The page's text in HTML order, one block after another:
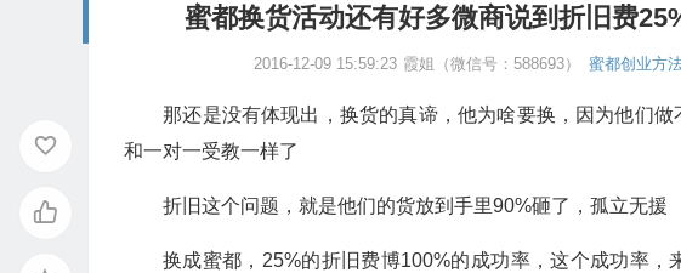
蜜都换货活动还有好多微商说到折旧费
2016-12-09 15:59:23 霞姐（微信号：588693） 蜜都创业方
那还是没有体现出，换货的真谛，他为啥要换，因为他们做
和一对一受教一样了
折旧这个问题，就是他们的货放到手里90%砸了，孤立无援
换成蜜都，25%的折旧费博100%的成功率，这个成功率，